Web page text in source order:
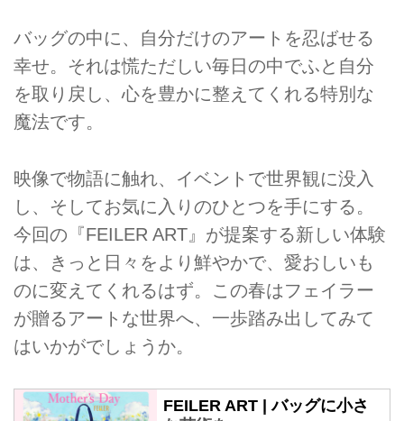
バッグの中に、自分だけのアートを忍ばせる
幸せ。それは慌ただしい毎日の中でふと自分
を取り戻し、心を豊かに整えてくれる特別な
魔法です。
映像で物語に触れ、イベントで世界観に没入
し、そしてお気に入りのひとつを手にする。
今回の『FEILER ART』が提案する新しい体験
は、きっと日々をより鮮やかで、愛おしいも
のに変えてくれるはず。この春はフェイラー
が贈るアートな世界へ、一歩踏み出してみて
はいかがでしょうか。
FEILER ART | バッグに小さ